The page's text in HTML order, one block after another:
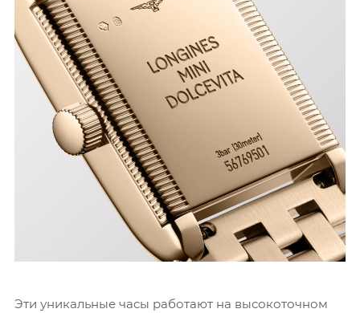
Эти уникальные часы работают на высокоточном